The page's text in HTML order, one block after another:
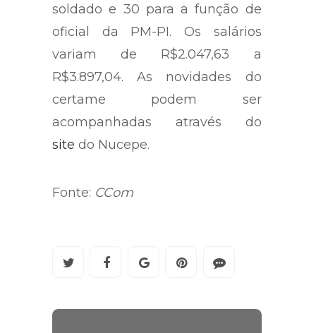
soldado e 30 para a função de
oficial da PM-PI. Os salários
variam de R$2.047,63 a
R$3.897,04. As novidades do
certame podem ser
acompanhadas através do
site do Nucepe.
Fonte: CCom